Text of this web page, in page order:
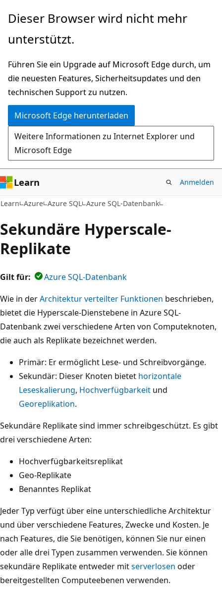
Zu
wechseln
Dieser Browser wird nicht mehr
unterstützt.
Führen Sie ein Upgrade auf Microsoft Edge durch, um
die neuesten Features, Sicherheitsupdates und den
technischen Support zu nutzen.
Microsoft Edge herunterladen
Weitere Informationen zu Internet Explorer und
Microsoft Edge
Learn Anmelden
Learn Azure Azure SQL Azure SQL-Datenbank
Sekundäre Hyperscale-
Replikate
Gilt für:
Azure SQL-Datenbank
Wie in derArchitektur verteilter Funktionen beschrieben,
bietet die Hyperscale-Dienstebene in Azure SQL-
Datenbank zwei verschiedene Arten von Computeknoten,
die auch als Replikate bezeichnet werden.
Primär: Er ermöglicht Lese- und Schreibvorgänge.
Sekundär: Dieser Knoten bietet horizontale
Leseskalierung, Hochverfügbarkeit und
Georeplikation.
Sekundäre Replikate sind immer schreibgeschützt. Es gibt
drei verschiedene Arten:
Hochverfügbarkeitsreplikat
Geo-Replikate
Benanntes Replikat
Jeder Typ verfügt über eine unterschiedliche Architektur
und über verschiedene Features, Zwecke und Kosten. Je
nach Features, die Sie benötigen, können Sie nur einen
oder alle drei Typen zusammen verwenden. Sie können
sekundäre Replikate entweder mitserverlosen oder
bereitgestellten Computeebenen verwenden.